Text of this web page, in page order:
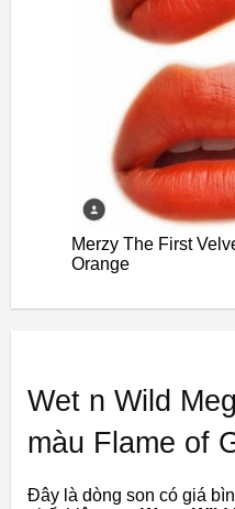
Merzy The First
Orange
Wet n Wild
màu Flame of
Đây là dòng son có giá